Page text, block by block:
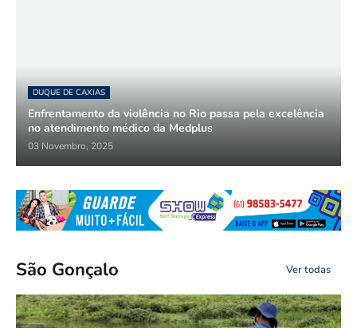
DUQUE DE CAXIAS
Enfrentamento da violência no Rio passa pela excelência
no atendimento médico da Medplus
03 Novembro, 2025
São Gonçalo Ver todas